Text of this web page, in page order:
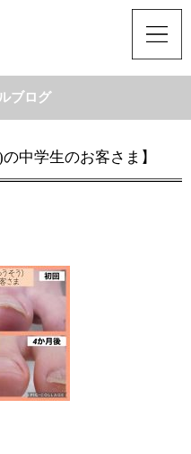
ブログ
中学生のお客さま】